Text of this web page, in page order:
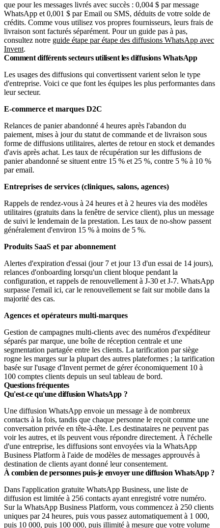
que pour les messages livrés avec succès : 0,004 $ par message
WhatsApp et 0,001 $ par Email ou SMS, déduits de votre solde de
crédits. Comme vous utilisez vos propres fournisseurs, leurs frais de
livraison sont facturés séparément. Pour un guide pas à pas,
consultez notre guide étape par étape des diffusions WhatsApp avec
Invent.
Comment différents secteurs utilisent les diffusions WhatsApp
Les usages des diffusions qui convertissent varient selon le type
d'entreprise. Voici ce que font les équipes les plus performantes dans
leur secteur.
E-commerce et marques D2C
Relances de panier abandonné 4 heures après l'abandon du
paiement, mises à jour du statut de commande et de livraison sous
forme de diffusions utilitaires, alertes de retour en stock et demandes
d'avis après achat. Les taux de récupération sur les diffusions de
panier abandonné se situent entre 15 % et 25 %, contre 5 % à 10 %
par email.
Entreprises de services (cliniques, salons, agences)
Rappels de rendez-vous à 24 heures et à 2 heures via des modèles
utilitaires (gratuits dans la fenêtre de service client), plus un message
de suivi le lendemain de la prestation. Les taux de no-show passent
généralement d'environ 15 % à moins de 5 %.
Produits SaaS et par abonnement
Alertes d'expiration d'essai (jour 7 et jour 13 d'un essai de 14 jours),
relances d'onboarding lorsqu'un client bloque pendant la
configuration, et rappels de renouvellement à J-30 et J-7. WhatsApp
surpasse l'email ici, car le renouvellement se fait sur mobile dans la
majorité des cas.
Agences et opérateurs multi-marques
Gestion de campagnes multi-clients avec des numéros d'expéditeur
séparés par marque, une boîte de réception centrale et une
segmentation partagée entre les clients. La tarification par siège
rogne les marges sur la plupart des autres plateformes ; la tarification
basée sur l'usage d'Invent permet de gérer économiquement 10 à
100 comptes clients depuis un seul tableau de bord.
Questions fréquentes
Qu'est-ce qu'une diffusion WhatsApp ?
Une diffusion WhatsApp envoie un message à de nombreux
contacts à la fois, tandis que chaque personne le reçoit comme une
conversation privée en tête-à-tête. Les destinataires ne peuvent pas
voir les autres, et ils peuvent vous répondre directement. À l'échelle
d'une entreprise, les diffusions sont envoyées via la WhatsApp
Business Platform à l'aide de modèles de messages approuvés à
destination de clients ayant donné leur consentement.
À combien de personnes puis-je envoyer une diffusion WhatsApp ?
Dans l'application gratuite WhatsApp Business, une liste de
diffusion est limitée à 256 contacts ayant enregistré votre numéro.
Sur la WhatsApp Business Platform, vous commencez à 250 clients
uniques par 24 heures, puis vous passez automatiquement à 1 000,
puis 10 000, puis 100 000, puis illimité à mesure que votre volume